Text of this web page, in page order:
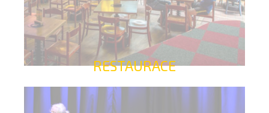
RESTAURACE